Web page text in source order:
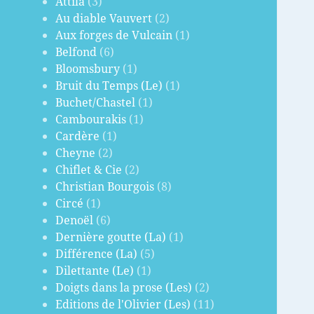
Au diable Vauvert (2)
Aux forges de Vulcain (1)
Belfond (6)
Bloomsbury (1)
Bruit du Temps (Le) (1)
Buchet/Chastel (1)
Cambourakis (1)
Cardère (1)
Cheyne (2)
Chiflet & Cie (2)
Christian Bourgois (8)
Circé (1)
Denoël (6)
Dernière goutte (La) (1)
Différence (La) (5)
Dilettante (Le) (1)
Doigts dans la prose (Les) (2)
Editions de l'Olivier (Les) (11)